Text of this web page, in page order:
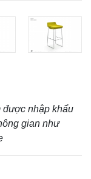
được nhập khẩu
gian như